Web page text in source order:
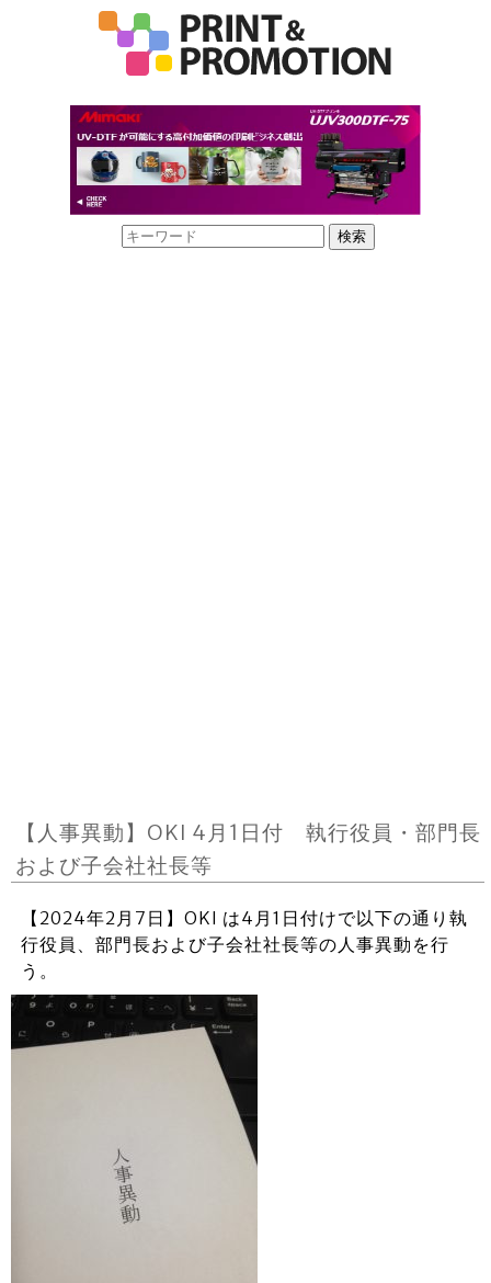
【人事異動】OKI 4月1日付 執行役員・部門長
および子会社社長等
【2024年2月7日】OKI は4月1日付けで以下の通り執
行役員、部門長および子会社社長等の人事異動を行
う。